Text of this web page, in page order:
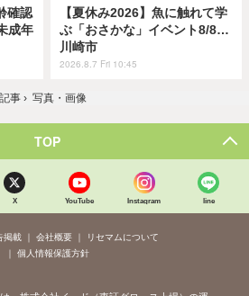
確認
成年
【夏休み2026】魚に触れて学
ぶ「おさかな」イベント8/8…
川崎市
2026.8.7 Fri 10:45
記事 › 写真・画像
TOP
X YouTube Instagram line
掲載 会社概要
リセマムについて
個人情報保護方針